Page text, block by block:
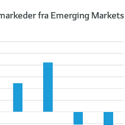
fra Emerging Markets